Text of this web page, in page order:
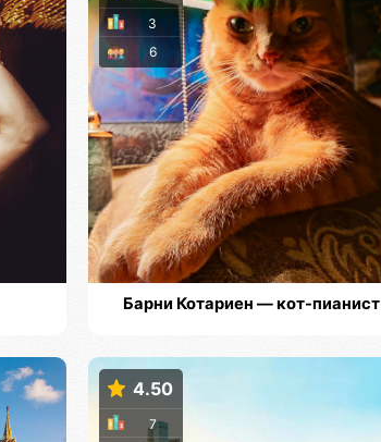
6
3
Барни Котариен — кот-пианист
4.50
7